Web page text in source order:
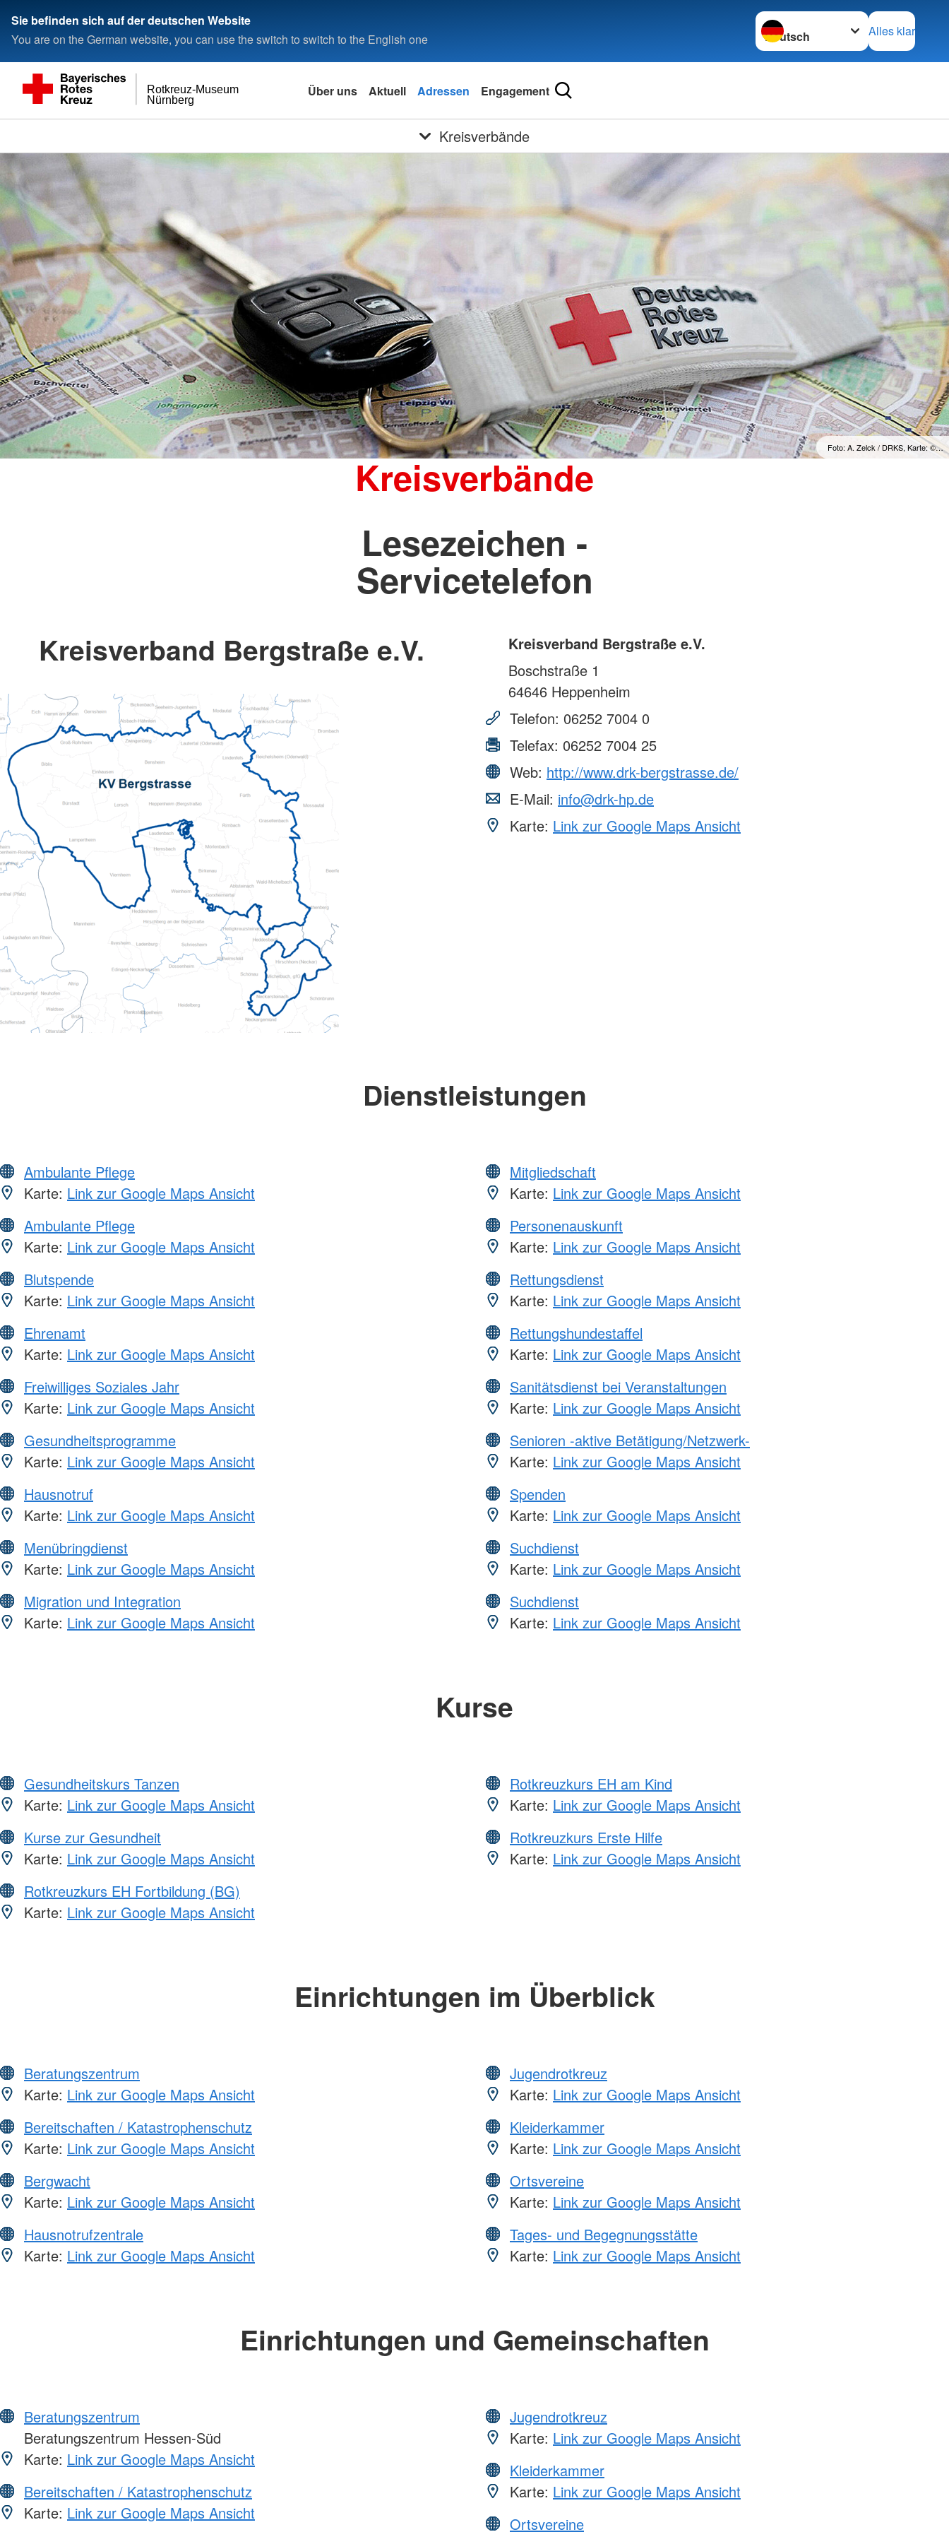
Sie befinden sich auf der deutschen Website
You are on the German website, you can use the switch to switch to the English one
Sprache wechseln zu
Alles klar
Nürnberg
Rotkreuz-Museum Über uns Aktuell Adressen Engagement
Kreisverbände
Foto: A. Zelck / DRKS, Karte: ©…
Kreisverbände
Lesezeichen -
Servicetelefon
Kreisverband Bergstraße e.V.
Kreisverband Bergstraße e.V.
Boschstraße 1
64646 Heppenheim
Telefon: 06252 7004 0
Telefax: 06252 7004 25
Web: http://www.drk-bergstrasse.de/
E-Mail: info@drk-hp.de
Karte: Link zur Google Maps Ansicht
Dienstleistungen
Ambulante Pflege
Karte: Link zur Google Maps Ansicht
Ambulante Pflege
Karte: Link zur Google Maps Ansicht
Blutspende
Karte: Link zur Google Maps Ansicht
Ehrenamt
Karte: Link zur Google Maps Ansicht
Freiwilliges Soziales Jahr
Karte: Link zur Google Maps Ansicht
Gesundheitsprogramme
Karte: Link zur Google Maps Ansicht
Hausnotruf
Karte: Link zur Google Maps Ansicht
Menübringdienst
Karte: Link zur Google Maps Ansicht
Migration und Integration
Karte: Link zur Google Maps Ansicht
Mitgliedschaft
Karte: Link zur Google Maps Ansicht
Personenauskunft
Karte: Link zur Google Maps Ansicht
Rettungsdienst
Karte: Link zur Google Maps Ansicht
Rettungshundestaffel
Karte: Link zur Google Maps Ansicht
Sanitätsdienst bei Veranstaltungen
Karte: Link zur Google Maps Ansicht
Senioren -aktive Betätigung/Netzwerk-
Karte: Link zur Google Maps Ansicht
Spenden
Karte: Link zur Google Maps Ansicht
Suchdienst
Karte: Link zur Google Maps Ansicht
Suchdienst
Karte: Link zur Google Maps Ansicht
Kurse
Gesundheitskurs Tanzen
Karte: Link zur Google Maps Ansicht
Kurse zur Gesundheit
Karte: Link zur Google Maps Ansicht
Rotkreuzkurs EH Fortbildung (BG)
Karte: Link zur Google Maps Ansicht
Rotkreuzkurs EH am Kind
Karte: Link zur Google Maps Ansicht
Rotkreuzkurs Erste Hilfe
Karte: Link zur Google Maps Ansicht
Einrichtungen im Überblick
Beratungszentrum
Karte: Link zur Google Maps Ansicht
Bereitschaften / Katastrophenschutz
Karte: Link zur Google Maps Ansicht
Bergwacht
Karte: Link zur Google Maps Ansicht
Hausnotrufzentrale
Karte: Link zur Google Maps Ansicht
Jugendrotkreuz
Karte: Link zur Google Maps Ansicht
Kleiderkammer
Karte: Link zur Google Maps Ansicht
Ortsvereine
Karte: Link zur Google Maps Ansicht
Tages- und Begegnungsstätte
Karte: Link zur Google Maps Ansicht
Einrichtungen und Gemeinschaften
Beratungszentrum
Beratungszentrum Hessen-Süd
Karte: Link zur Google Maps Ansicht
Bereitschaften / Katastrophenschutz
Karte: Link zur Google Maps Ansicht
Jugendrotkreuz
Karte: Link zur Google Maps Ansicht
Kleiderkammer
Karte: Link zur Google Maps Ansicht
Ortsvereine